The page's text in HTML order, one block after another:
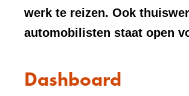
werk te reizen. Ook
automobilisten staat open
Dashboard